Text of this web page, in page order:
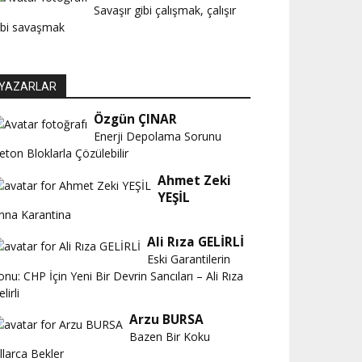
Savaşır gibi çalışmak, çalışır
savaşmak
Özgün ÇINAR
Enerji Depolama Sorunu
Bloklarla Çözülebilir
Ahmet Zeki
YEŞİL
Karantina
Ali Rıza GELİRLİ
Eski Garantilerin
CHP İçin Yeni Bir Devrin Sancıları – Ali Rıza
Arzu BURSA
Bazen Bir Koku
Bekler